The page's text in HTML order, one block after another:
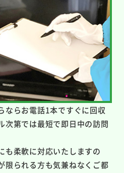
ならお電話1本ですぐに回収
次第では最短で即日中の訪問
も柔軟に対応いたしますの
限られる方も気兼ねなくご都